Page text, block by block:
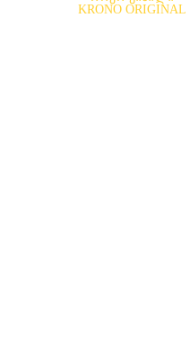
KRONO ORIGINAL